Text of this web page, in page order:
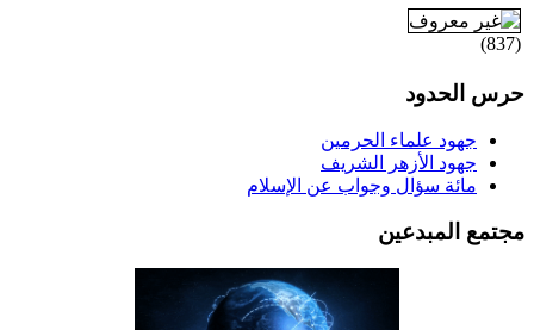
837
)
الحدود
جهود علماء الحرمين
جهود الأزهر الشريف
مائة سؤال وجواب عن الإسلام
المبدعين